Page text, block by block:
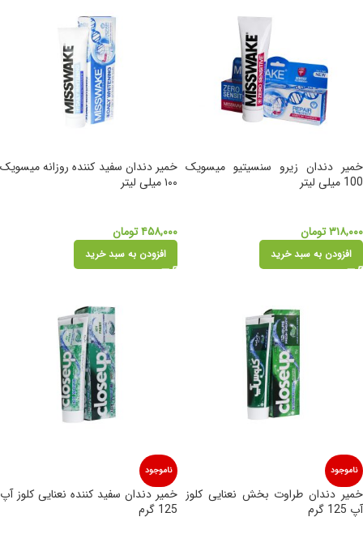
خمیر دندان زیرو سنسیتیو میسویک
100 میلی لیتر
۳۱۸,۰۰۰تومان
افزودن به سبد خرید
خمیر دندان سفید کننده روزانه میسویک
۱۰۰ میلی لیتر
۴۵۸,۰۰۰تومان
افزودن به سبد خرید
ناموجود
خمیر دندان طراوت بخش نعنایی کلوز
آپ 125 گرم
ناموجود
خمیر دندان سفید کننده نعنایی کلوز آپ
125 گرم